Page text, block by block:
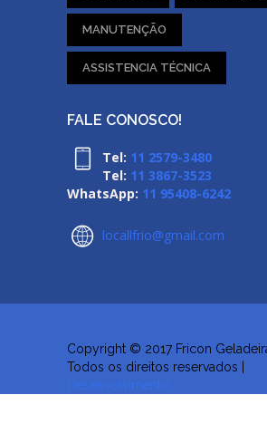
MANUTENÇÃO
ASSISTENCIA TÉCNICA
FALE CONOSCO!
Tel: 11 2579-3480
Tel: 11 3867-3523
WhatsApp: 11 95408-6242
locallfrio@gmail.com
Copyright © 2017 Fricon
Todos os direitos reservados |
Desenvolvimento